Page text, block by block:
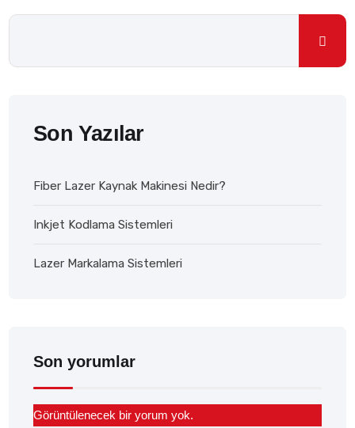
Son Yazılar
Fiber Lazer Kaynak Makinesi Nedir?
Inkjet Kodlama Sistemleri
Lazer Markalama Sistemleri
Son yorumlar
Görüntülenecek bir yorum yok.